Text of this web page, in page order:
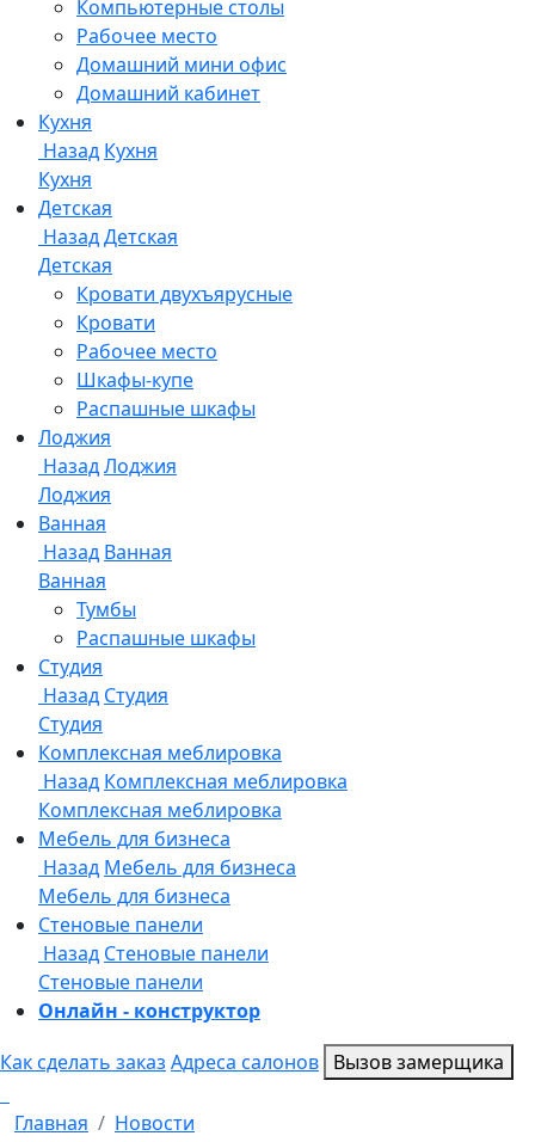
Онлайн - конструктор
Как сделать заказ Адреса салонов Вызов замерщика
Главная
Новости